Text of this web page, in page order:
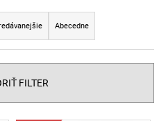
Abecedne
FILTER